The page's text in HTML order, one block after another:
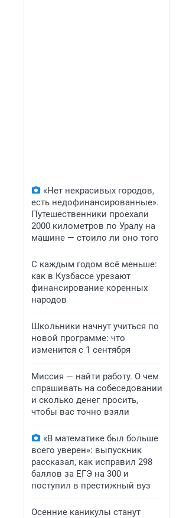
«Нет некрасивых городов,
есть недофинансированные».
Путешественники проехали
2000 километров по Уралу на
машине — стоило ли оно того
С каждым годом всё меньше:
как в Кузбассе урезают
финансирование коренных
народов
Школьники начнут учиться по
новой программе: что
изменится с 1 сентября
Миссия — найти работу. О чем
спрашивать на собеседовании
и сколько денег просить,
чтобы вас точно взяли
«В математике был больше
всего уверен»: выпускник
рассказал, как исправил 298
баллов за ЕГЭ на 300 и
поступил в престижный вуз
Осенние каникулы станут